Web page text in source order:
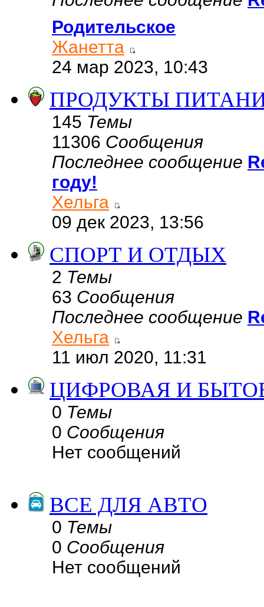
Родительское
Жанетта
24 мар 2023, 10:43
ПРОДУКТЫ
145 Темы
11306 Сообщения
Последнее сообщение
году!
Хельга
09 дек 2023, 13:56
СПОРТ И ОТДЫХ
2 Темы
63 Сообщения
Последнее сообщение
Хельга
11 июл 2020, 11:31
ЦИФРОВАЯ И
0 Темы
0 Сообщения
Нет сообщений
ВСЕ ДЛЯ АВТО
0 Темы
0 Сообщения
Нет сообщений